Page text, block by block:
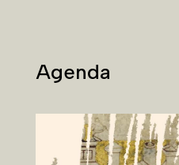
Agenda